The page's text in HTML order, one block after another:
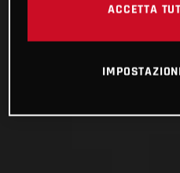
ACCETTA